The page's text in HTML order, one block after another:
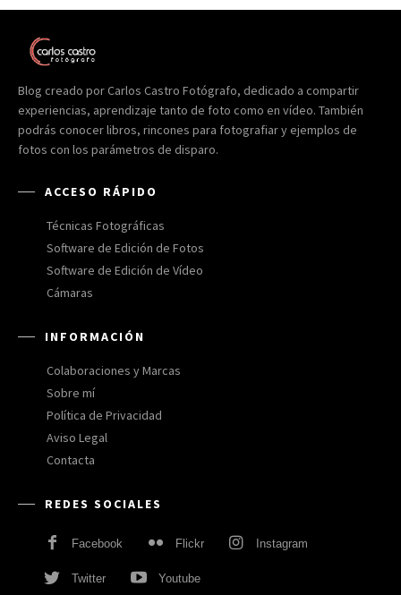
Blog creado por Carlos Castro Fotógrafo, dedicado a compartir
experiencias, aprendizaje tanto de foto como en vídeo. También
podrás conocer libros, rincones para fotografiar y ejemplos de
fotos con los parámetros de disparo.
ACCESO RÁPIDO
Técnicas Fotográficas
Software de Edición de Fotos
Software de Edición de Vídeo
Cámaras
INFORMACIÓN
Colaboraciones y Marcas
Sobre mí
Política de Privacidad
Aviso Legal
Contacta
REDES SOCIALES
Facebook Flickr Instagram
Twitter Youtube